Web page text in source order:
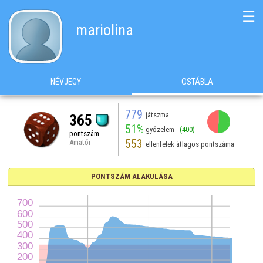
mariolina
☰
NÉVJEGY OSTÁBLA
365
pontszám
Amatőr
779 játszma
51% győzelem (400)
553 ellenfelek átlagos pontszáma
PONTSZÁM ALAKULÁSA